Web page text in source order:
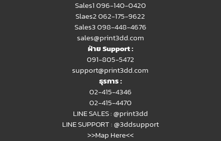
Sales1 096-140-0420
Slaes2062-175-9622
Sales3 098-448-4676
sales@print3dd.com
ฝ่าย Support :
091-805-5472
support@print3dd.com
ธุรการ :
02-415-4346
02-415-4470
LINE SALES :@print3dd
LINE SUPPORT :@3ddsupport
>>Map Here<<